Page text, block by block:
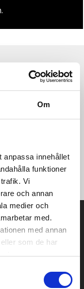
Om
anpassa innehållet
funktioner
Vi
och annan
medier och
med.
med annan
som de har
Recensioner (954st)
och pris över
ställa frågor!